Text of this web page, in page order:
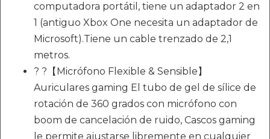
computadora portátil, tiene un adaptador 2 en
1 (antiguo Xbox One necesita un adaptador de
Microsoft).Tiene un cable trenzado de 2,1
metros.
? ?【Micrófono Flexible & Sensible】
Auriculares gaming El tubo de gel de sílice de
rotación de 360 grados con micrófono con
boom de cancelación de ruido, Cascos gaming
le permite ajustarse libremente en cualquier